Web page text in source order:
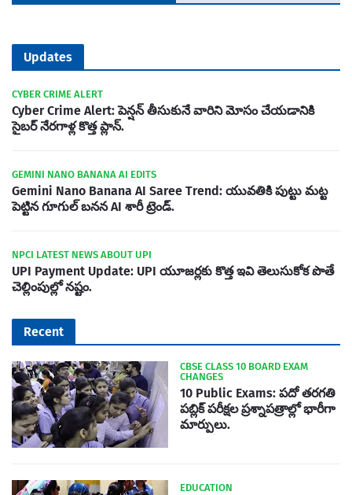
Updates
CYBER CRIME ALERT
Cyber Crime Alert: పెన్షన్ తీసుకునే వారిని మోసం చేయడానికి
సైబర్ నేరగాళ్ల కొత్త ప్లాన్.
GEMINI NANO BANANA AI EDITS
Gemini Nano Banana AI Saree Trend: యువతికి పుట్టు మట్ట
పెట్టిన గూగుల్ బనన AI శారీ ట్రెండ్.
NPCI LATEST NEWS ABOUT UPI
UPI Payment Update: UPI యూజర్లకు కొత్త ఇవి తెలుసుకోక పొతే
చెల్లింపుల్లో నష్టం.
Recent
CBSE CLASS 10 BOARD EXAM
CHANGES
10 Public Exams: పదో తరగతి
పబ్లిక్‌ పరీక్షల ప్రశ్నాపత్రాల్లో భారీగా
మార్పులు.
EDUCATION